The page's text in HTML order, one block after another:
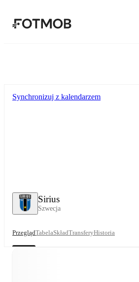
Sirius
Szwecja
Synchronizuj z kalendarzem
PrzeglądTabelaSkładTransferyHistoria